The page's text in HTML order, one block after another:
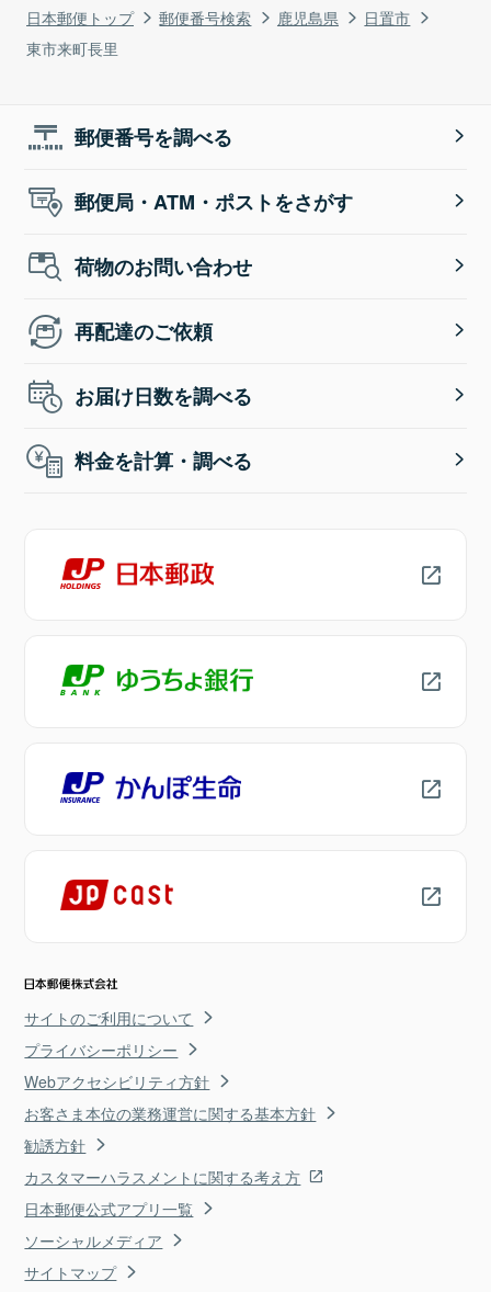
日本郵便トップ 郵便番号検索 鹿児島県
日置市
東市来町長里
郵便番号を調べる
郵便局・ATM・ポストをさがす
荷物のお問い合わせ
再配達のご依頼
お届け日数を調べる
料金を計算・調べる
サイトのご利用について
プライバシーポリシー
Webアクセシビリティ方針
お客さま本位の業務運営に関する基本方針
勧誘方針
カスタマーハラスメントに関する考え方
日本郵便公式アプリ一覧
ソーシャルメディア
サイトマップ